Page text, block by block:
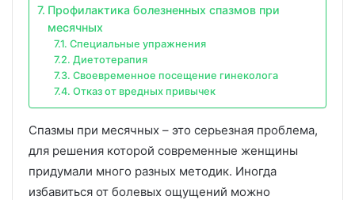
Профилактика болезненных спазмов при
месячных
Специальные упражнения
Диетотерапия
Своевременное посещение гинеколога
Отказ от вредных привычек
Спазмы при месячных – это серьезная проблема,
для решения которой современные женщины
придумали много разных методик. Иногда
избавиться от болевых ощущений можно